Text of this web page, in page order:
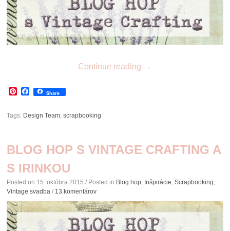
Continue reading →
Pinterest
Facebook
Share
Tags: Design Team,scrapbooking
BLOG HOP S VINTAGE CRAFTING A
S IRINKOU
Posted on 15. októbra 2015 / Posted in Blog hop, Inšpirácie,Scrapbooking,
Vintage svadba / 13 komentárov